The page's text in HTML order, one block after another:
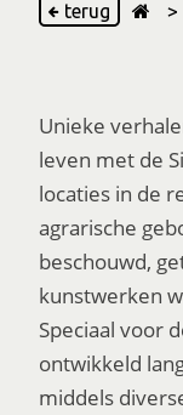
terug >
Unieke
leven met de
locaties in de
agrarische
beschouwd,
kunstwerken
Speciaal voor
ontwikkeld
middels